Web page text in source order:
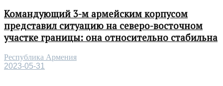
Командующий 3-м армейским корпусом
представил ситуацию на северо-восточном
участке границы: она относительно стабильна
Республика Армения
2023-05-31